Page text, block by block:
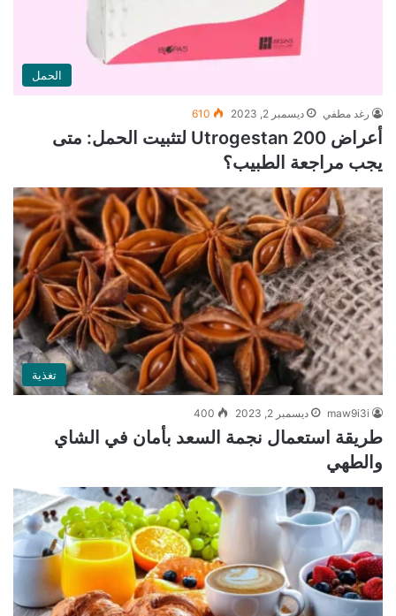
الحمل
رغد مطفي ديسمبر 2, 2023 610
أعراض Utrogestan 200 لتثبيت الحمل: متى
يجب مراجعة الطبيب؟
تغذية
maw9i3i ديسمبر 2, 2023 400
طريقة استعمال نجمة السعد بأمان في الشاي
والطهي